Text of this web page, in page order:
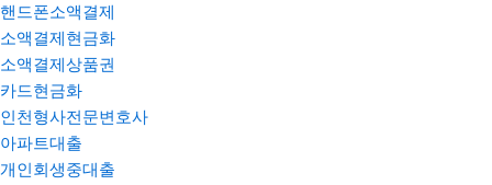
핸드폰소액결제
소액결제현금화
소액결제상품권
카드현금화
인천형사전문변호사
아파트대출
개인회생중대출